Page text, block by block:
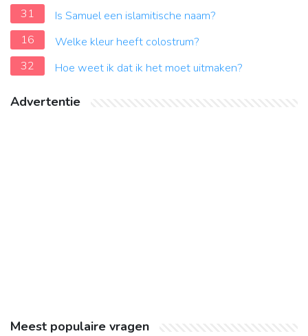
31
Is Samuel een islamitische naam?
16
Welke kleur heeft colostrum?
32
Hoe weet ik dat ik het moet uitmaken?
Advertentie
Meest populaire vragen